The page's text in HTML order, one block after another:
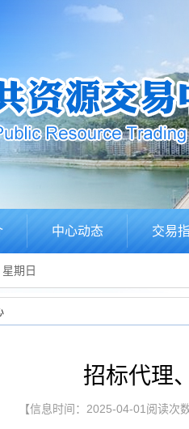
中心动态 交易
期日
招标代理
【信息时间：2025-04-01阅读次